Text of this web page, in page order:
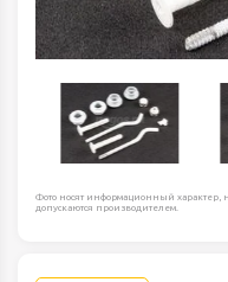
Фото носят информационный
допускаются производителем.